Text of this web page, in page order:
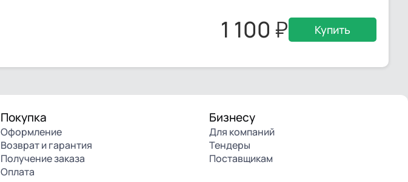
1 100 Купить
Покупка
Оформление
Возврат и гарантия
Получение заказа
Оплата
Бизнесу
Для компаний
Тендеры
Поставщикам